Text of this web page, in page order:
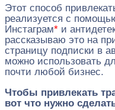
Этот способ
реализуется с
Инстаграм* и
рассказываю это на
страницу подписки в
можно использовать
почти любой бизнес.
Чтобы привлекать
вот что нужно